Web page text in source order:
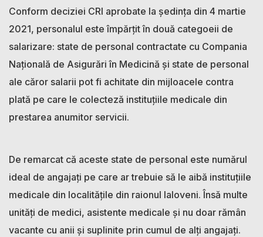
Conform deciziei CRI aprobate la ședința din 4 martie
2021, personalul este împărțit în două categoeii de
salarizare: state de personal contractate cu Compania
Națională de Asigurări în Medicină și state de personal
ale căror salarii pot fi achitate din mijloacele contra
plată pe care le colecteză instituțiile medicale din
prestarea anumitor servicii.
De remarcat că aceste state de personal este numărul
ideal de angajați pe care ar trebuie să le aibă instituțiile
medicale din localitățile din raionul Ialoveni. Însă multe
unități de medici, asistente medicale și nu doar rămân
vacante cu anii și suplinite prin cumul de alți angajați.